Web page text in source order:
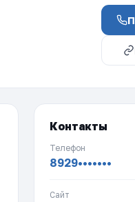
Контакты
Телефон
8929•••••••
Сайт